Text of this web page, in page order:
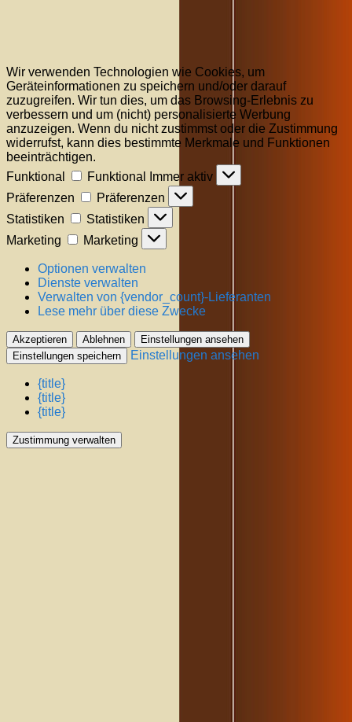
Wir verwenden Technologien wie Cookies, um
Geräteinformationen zu speichern und/oder darauf
zuzugreifen. Wir tun dies, um das Browsing-Erlebnis zu
verbessern und um (nicht) personalisierte Werbung
anzuzeigen. Wenn du nicht zustimmst oder die Zustimmung
widerrufst, kann dies bestimmte Merkmale und Funktionen
beeinträchtigen.
Funktional
Funktional
Immer aktiv
Präferenzen
Präferenzen
Statistiken
Statistiken
Marketing
Marketing
Optionen verwalten
Dienste verwalten
Verwalten von {vendor_count}-Lieferanten
Lese mehr über diese Zwecke
Akzeptieren Ablehnen
Einstellungen ansehen
Einstellungen speichern
Einstellungen ansehen
{title}
{title}
{title}
Zustimmung verwalten